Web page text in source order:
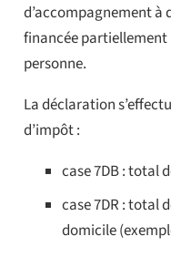
d’accompagnement à
financée partiellement
personne.
La déclaration
d’impôt :
case 7DB : total
case 7DR : total
domicile